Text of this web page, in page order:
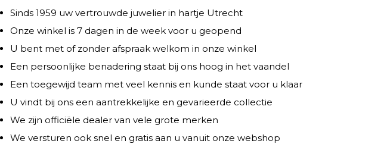
Sinds 1959 uw vertrouwde juwelier in hartje Utrecht
Onze winkel is 7 dagen in de week voor u geopend
U bent met of zonder afspraak welkom in onze winkel
Een persoonlijke benadering staat bij ons hoog in het vaandel
Een toegewijd team met veel kennis en kunde staat voor u klaar
U vindt bij ons een aantrekkelijke en gevarieerde collectie
We zijn officiële dealer van vele grote merken
We versturen ook snel en gratis aan u vanuit onze webshop